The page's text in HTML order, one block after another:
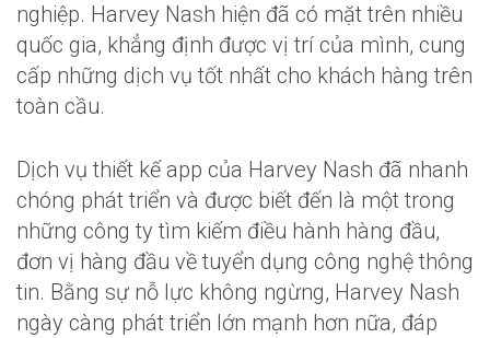
nghiệp. Harvey Nash hiện đã có mặt trên nhiều
quốc gia, khẳng định được vị trí của mình, cung
cấp những dịch vụ tốt nhất cho khách hàng trên
toàn cầu.
Dịch vụ thiết kế app của Harvey Nash đã nhanh
chóng phát triển và được biết đến là một trong
những công ty tìm kiếm điều hành hàng đầu,
đơn vị hàng đầu về tuyển dụng công nghệ thông
tin. Bằng sự nỗ lực không ngừng, Harvey Nash
ngày càng phát triển lớn mạnh hơn nữa, đáp